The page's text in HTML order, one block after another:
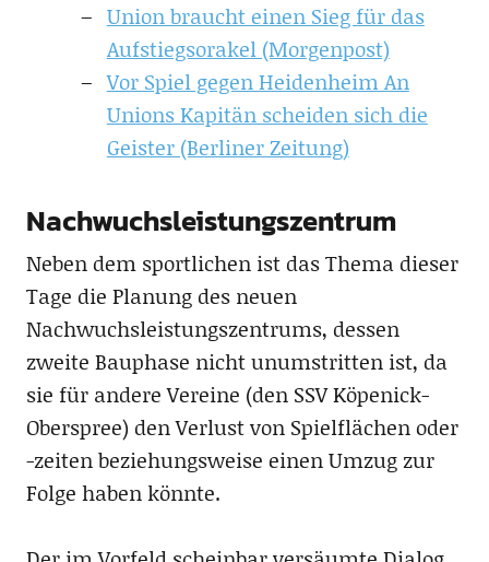
Union braucht einen Sieg für das
Aufstiegsorakel (Morgenpost)
Vor Spiel gegen Heidenheim An
Unions Kapitän scheiden sich die
Geister (Berliner Zeitung)
Nachwuchsleistungszentrum
Neben dem sportlichen ist das Thema dieser
Tage die Planung des neuen
Nachwuchsleistungszentrums, dessen
zweite Bauphase nicht unumstritten ist, da
sie für andere Vereine (den SSV Köpenick-
Oberspree) den Verlust von Spielflächen oder
-zeiten beziehungsweise einen Umzug zur
Folge haben könnte.